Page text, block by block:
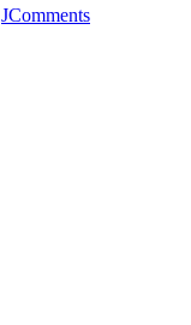
JComments